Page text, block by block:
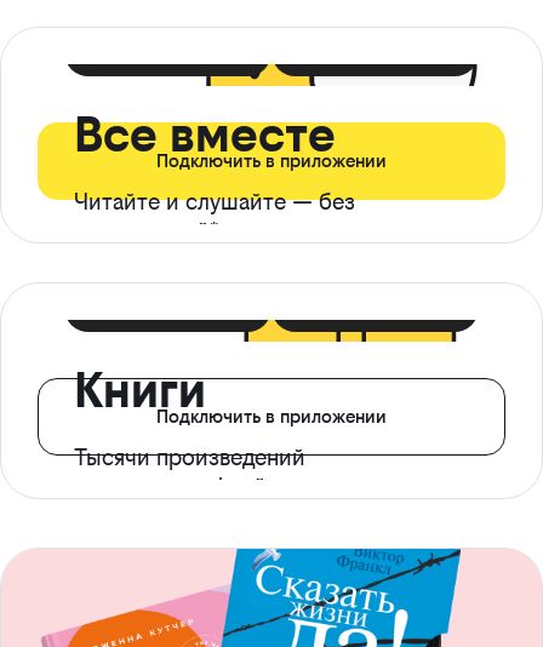
Все вместе
Читайте и слушайте — без
ограничений*
Подключить в приложении
Книги
Тысячи произведений
с доступом офлайн
Подключить в приложении